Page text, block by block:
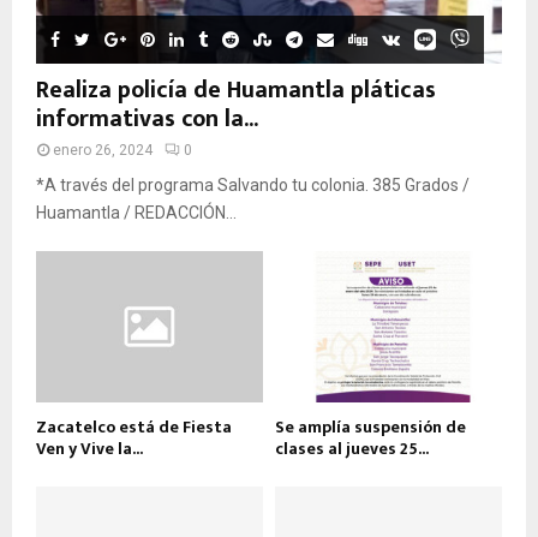
Realiza policía de Huamantla pláticas
informativas con la...
enero 26, 2024 0
*A través del programa Salvando tu colonia. 385 Grados /
Huamantla / REDACCIÓN...
Zacatelco está de Fiesta
Ven y Vive la...
Se amplía suspensión de
clases al jueves 25...